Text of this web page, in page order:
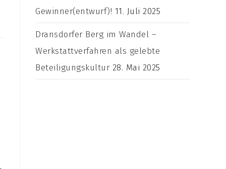
Gewinner(entwurf)! 11. Juli 2025
Dransdorfer Berg im Wandel –
Werkstattverfahren als gelebte
Beteiligungskultur 28. Mai 2025